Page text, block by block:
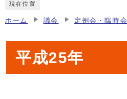
現在位置
ホーム 議会 定例会・臨時会
平成25年